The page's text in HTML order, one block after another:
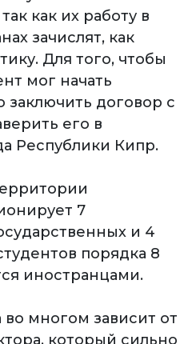
как их работу в
зачислят, как
Для того, чтобы
мог начать
заключить договор с
его в
Республики Кипр.
7
и 4
порядка 8
иностранцами.
многом зависит от
который сильно